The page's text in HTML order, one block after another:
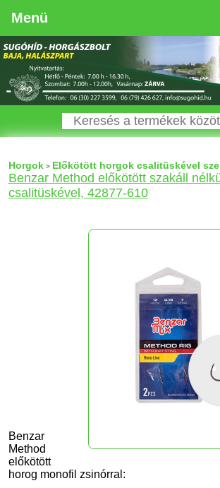
Menü
Horgok> Előkötött horgok csalitüskével
Benzar Method előkötött szakáll
csalitüskével, 42877-610
Benzar
Method
előkötött
horog monofil zsinórral: